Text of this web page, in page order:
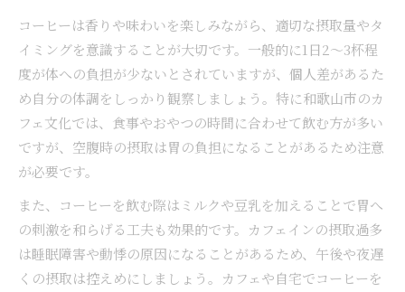
コーヒーは香りや味わいを楽しみながら、適切な摂取量やタ
イミングを意識することが大切です。一般的に1日2～3杯程
度が体への負担が少ないとされていますが、個人差があるた
め自分の体調をしっかり観察しましょう。特に和歌山市のカ
フェ文化では、食事やおやつの時間に合わせて飲む方が多い
ですが、空腹時の摂取は胃の負担になることがあるため注意
が必要です。
また、コーヒーを飲む際はミルクや豆乳を加えることで胃へ
の刺激を和らげる工夫も効果的です。カフェインの摂取過多
は睡眠障害や動悸の原因になることがあるため、午後や夜遅
くの摂取は控えめにしましょう。カフェや自宅でコーヒーを